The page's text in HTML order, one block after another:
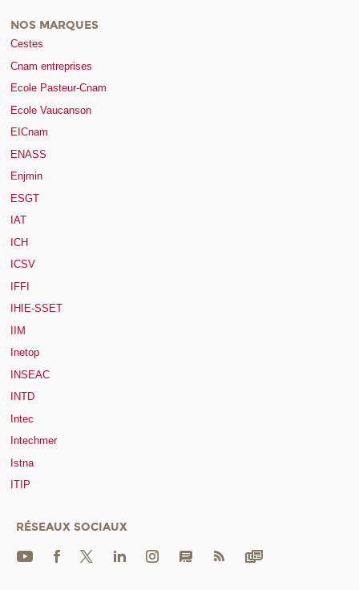
NOS MARQUES
Cestes
Cnam entreprises
Ecole Pasteur-Cnam
Ecole Vaucanson
EICnam
ENASS
Enjmin
ESGT
IAT
ICH
ICSV
IFFI
IHIE-SSET
IIM
Inetop
INSEAC
INTD
Intec
Intechmer
Istna
ITIP
RÉSEAUX SOCIAUX